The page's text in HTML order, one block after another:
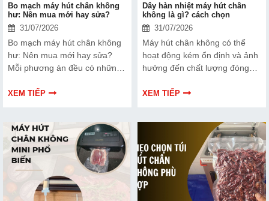
Bo mạch máy hút chân không
hư: Nên mua mới hay sửa?
31/07/2026
Bo mạch máy hút chân không
hư: Nên mua mới hay sửa?
Mỗi phương án đều có những
cùng tìm hiểu để đưa ra quyết
XEM TIẾP
Dây hàn nhiệt máy hút chân
không là gì? cách chọn
31/07/2026
Máy hút chân không có thể
hoạt động kém ổn định và ảnh
hưởng đến chất lượng đóng
Bài viết dưới đây sẽ giúp bạn
XEM TIẾP